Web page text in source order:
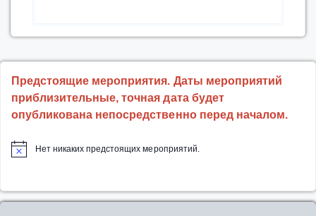
Предстоящие мероприятия. Даты мероприятий
приблизительные, точная дата будет
опубликована непосредственно перед началом.
Нет никаких предстоящих мероприятий.